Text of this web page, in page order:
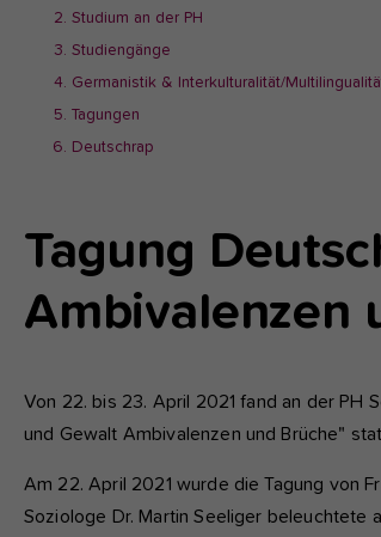
here:
Studium an der PH
Studiengänge
Germanistik & Interkulturalität/
Tagungen
Deutschrap
Tagung
Ambivalenzen
Von 22. bis 23. April 2021 fand an der PH
und Gewalt Ambivalenzen und Brüche"
Am 22. April 2021 wurde die Tagung von
Soziologe Dr. Martin Seeliger beleuchtete